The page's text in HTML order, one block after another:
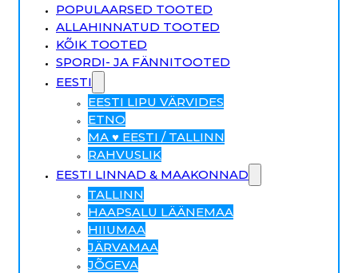
POPULAARSED TOOTED
ALLAHINNATUD TOOTED
KÕIK TOOTED
SPORDI- JA FÄNNITOOTED
EESTI
EESTI LIPU VÄRVIDES
ETNO
MA ♥ EESTI / TALLINN
RAHVUSLIK
EESTI LINNAD & MAAKONNAD
TALLINN
HAAPSALU LÄÄNEMAA
HIIUMAA
JÄRVAMAA
JÕGEVA